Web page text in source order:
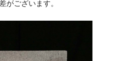
がございます。